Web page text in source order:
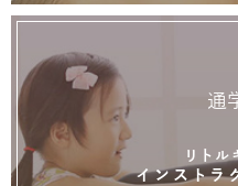
通
リトル
インストラ